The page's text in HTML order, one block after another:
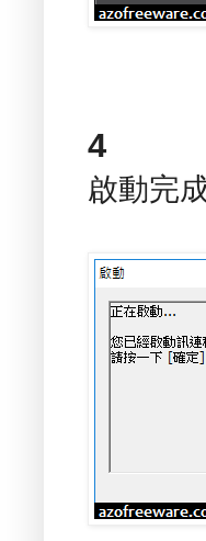
4
啟動完